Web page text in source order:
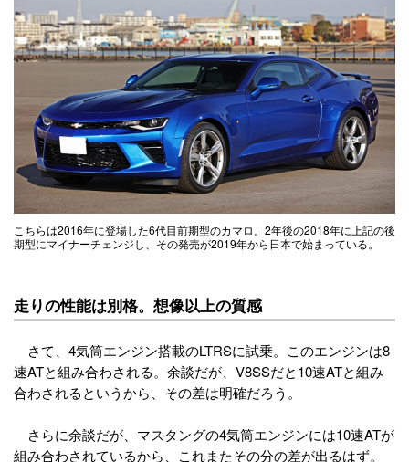
こちらは2016年に登場した6代目前期型のカマロ。2年後の2018年に上記の後
期型にマイナーチェンジし、その発売が2019年から日本で始まっている。
走りの性能は別格。想像以上の質感
さて、4気筒エンジン搭載のLTRSに試乗。このエンジンは8
速ATと組み合わされる。余談だが、V8SSだと10速ATと組み
合わされるというから、その差は明確だろう。
さらに余談だが、マスタングの4気筒エンジンには10速ATが
組み合わされているから、これまたその分の差が出るはず。